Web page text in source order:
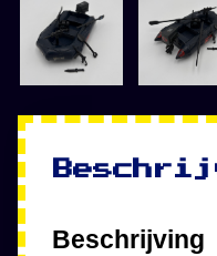
Beschrijving